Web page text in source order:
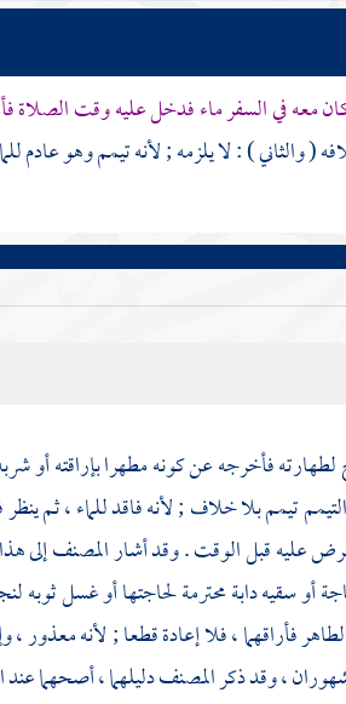
معه في السفر ماء فدخل عليه وقت الصلاة
( والثاني ) : لا يلزمه ; لأنه تيمم وهو عادم
فأخرجه عن كونه مطهرا بإراقته أو
تيمم بلا خلاف ; لأنه فاقد للماء ، ثم
عليه قبل الوقت . وقد أشارالمصنفإلى
سقيه دابة محترمة لحاجتها أو غسل ثوبه
فأراقهما ، فلا إعادة قطعا ; لأنه
، وقد ذكرالمصنفدليلهما ، أصحهما